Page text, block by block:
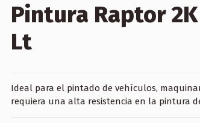
Pintura Raptor
Lt
Ideal para el pintado de vehículos,
requiera una alta resistencia en la pintura